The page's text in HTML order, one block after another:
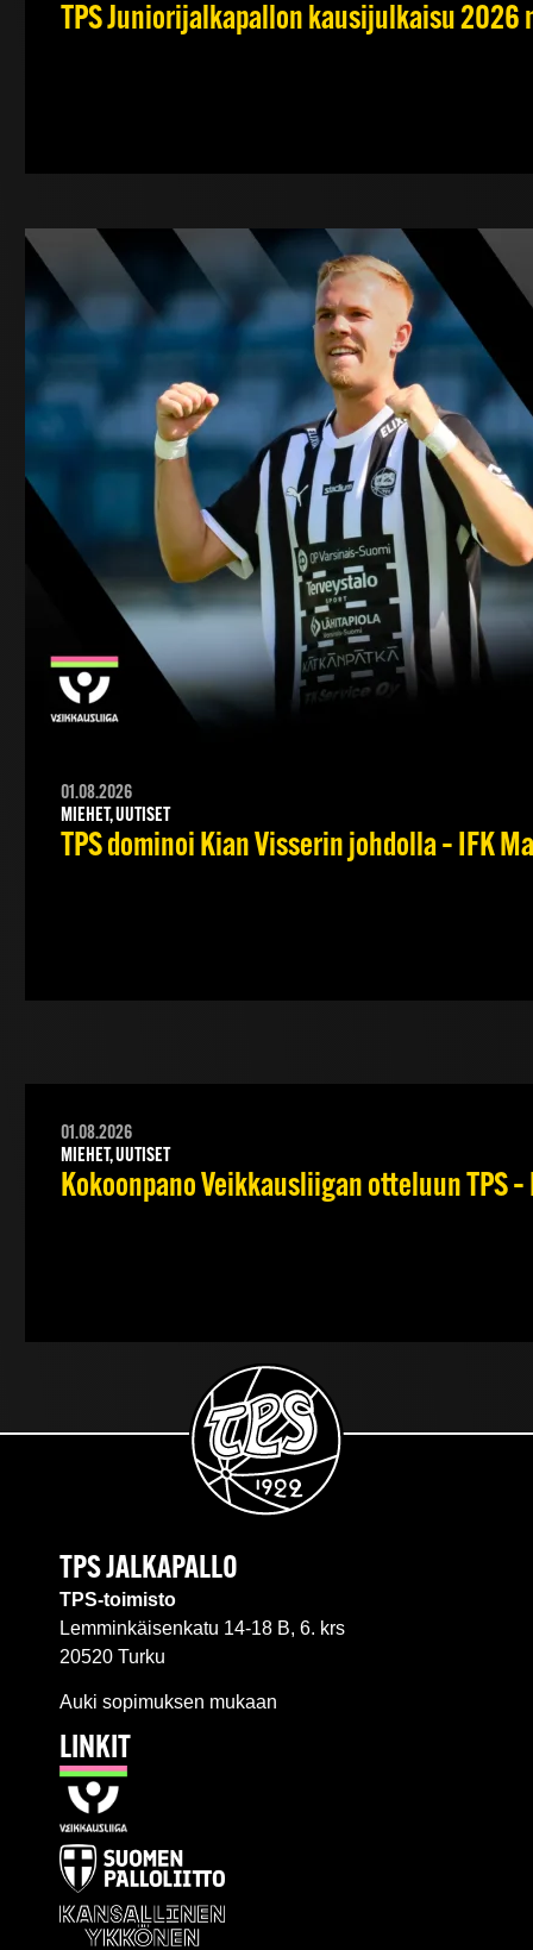
TPS Juniorijalkapallon kausijulkaisu 2026
01.08.2026
MIEHET, UUTISET
TPS dominoi Kian Visserin johdolla – IFK
01.08.2026
MIEHET, UUTISET
Kokoonpano Veikkausliigan otteluun TPS
TPS JALKAPALLO
TPS-toimisto
Lemminkäisenkatu 14-18 B, 6. krs
20520 Turku
Auki sopimuksen mukaan
LINKIT